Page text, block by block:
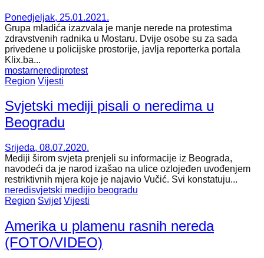
Ponedjeljak, 25.01.2021.
Grupa mladića izazvala je manje nerede na protestima
zdravstvenih radnika u Mostaru. Dvije osobe su za sada
privedene u policijske prostorije, javlja reporterka portala
Klix.ba...
mostarnerediprotest
Region Vijesti
Svjetski mediji pisali o neredima u
Beogradu
Srijeda, 08.07.2020.
Mediji širom svjeta prenjeli su informacije iz Beograda,
navodeći da je narod izašao na ulice ozlojeđen uvođenjem
restriktivnih mjera koje je najavio Vučić. Svi konstatuju...
neredisvjetski medijio beogradu
Region Svijet Vijesti
Amerika u plamenu rasnih nereda
(FOTO/VIDEO)